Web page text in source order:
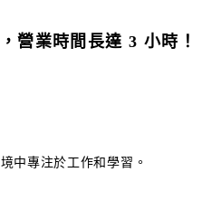
營業時間長達 3 小時！
中專注於工作和學習。